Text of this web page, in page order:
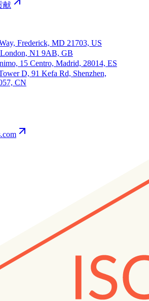
献
Frederick, MD 21703, US
N1 9AB, GB
15 Centro, Madrid, 28014, ES
D, 91 Kefa Rd, Shenzhen,
CN